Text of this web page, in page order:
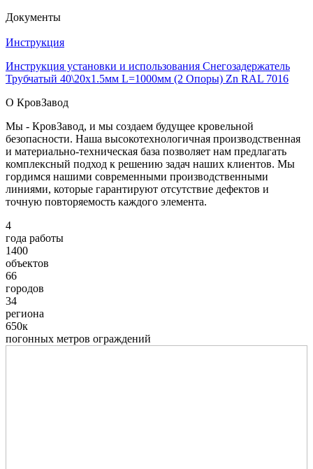
Документы
Инструкция
Инструкция установки и использования Снегозадержатель
Трубчатый 40\20х1.5мм L=1000мм (2 Опоры) Zn RAL 7016
О КровЗавод
Мы - КровЗавод, и мы создаем будущее кровельной
безопасности. Наша высокотехнологичная производственная
и материально-техническая база позволяет нам предлагать
комплексный подход к решению задач наших клиентов. Мы
гордимся нашими современными производственными
линиями, которые гарантируют отсутствие дефектов и
точную повторяемость каждого элемента.
4
года работы
1400
объектов
66
городов
34
региона
650к
погонных метров ограждений